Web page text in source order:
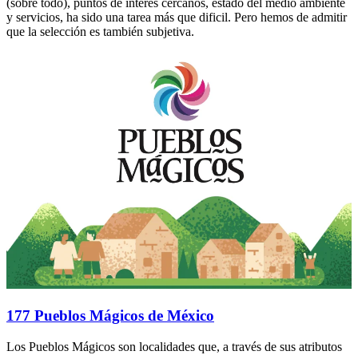
(sobre todo), puntos de interés cercanos, estado del medio ambiente
y servicios, ha sido una tarea más que dificil. Pero hemos de admitir
que la selección es también subjetiva.
177 Pueblos Mágicos de México
Los Pueblos Mágicos son localidades que, a través de sus atributos